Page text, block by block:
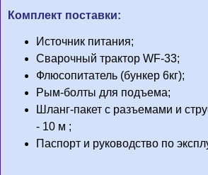
Комплект поставки:
Источник питания;
Сварочный трактор WF-33;
Флюсопитатель (бункер 6кг);
Рым-болты для подъема;
Шланг-пакет с разъемами и
- 10 м ;
Паспорт и руководство по